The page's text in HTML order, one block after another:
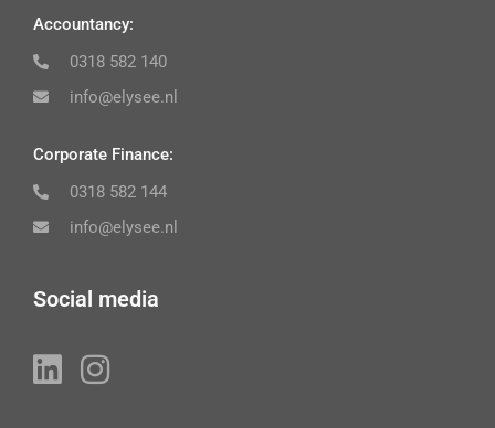
Accountancy:
0318 582 140
info@elysee.nl
Corporate Finance:
0318 582 144
info@elysee.nl
Social media